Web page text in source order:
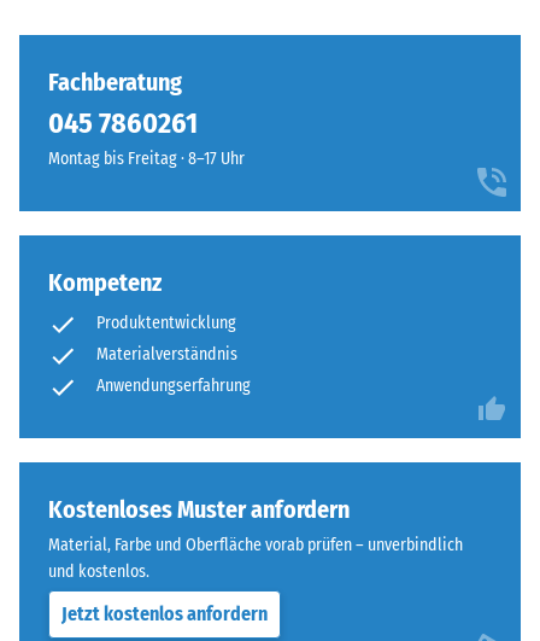
Fachberatung
045 7860261‬
Montag bis Freitag · 8–17 Uhr
Kompetenz
Produktentwicklung
Materialverständnis
Anwendungserfahrung
Kostenloses Muster anfordern
Material, Farbe und Oberfläche vorab prüfen – unverbindlich
und kostenlos.
Jetzt kostenlos anfordern